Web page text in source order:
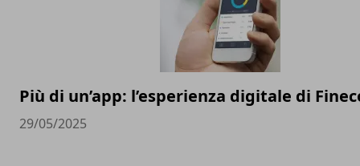
Più di un’app: l’esperienza digitale di
29/05/2025